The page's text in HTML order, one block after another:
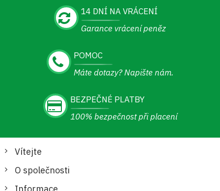
14 DNÍ NA VRÁCENÍ
Garance vrácení peněz
POMOC
Máte dotazy? Napište nám.
BEZPEČNÉ PLATBY
100% bezpečnost při placení
Vítejte
O společnosti